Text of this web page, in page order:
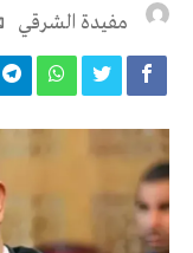
مفيدة الشرقي